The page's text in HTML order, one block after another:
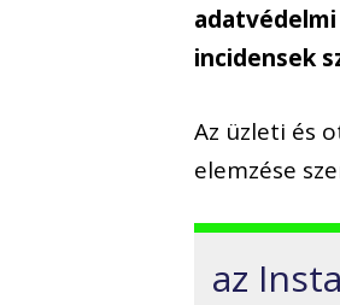
incidensek
Az üzleti és
elemzése
az